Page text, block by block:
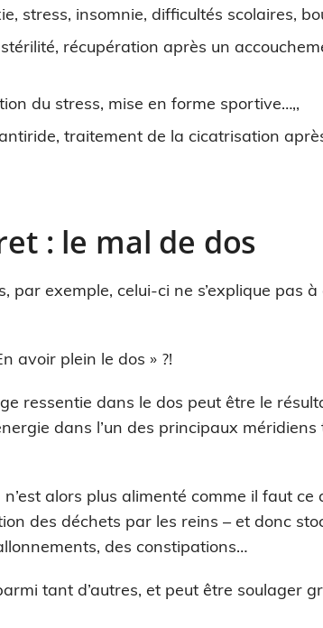
stress, insomnie, difficultés scolaires,
récupération après un
du stress, mise en forme sportive…,,
traitement de la cicatrisation
: le mal de dos
par exemple, celui-ci ne s’explique pas
avoir plein le dos » ?!
ressentie dans le dos peut être le
dans l’un des principaux
alors plus alimenté comme il faut ce
des déchets par les reins – et donc
des constipations…
tant d’autres, et peut être soulager